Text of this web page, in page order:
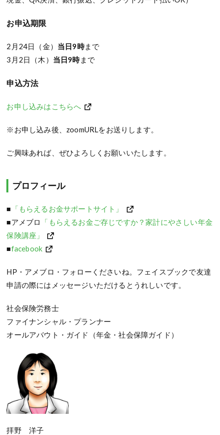
お申込期限
2月24日（金） 当日9時まで
3月2日（木） 当日9時まで
申込方法
お申し込みはこちらへ
※お申し込み後、zoomURLをお送りします。
ご興味あれば、ぜひよろしくお願いいたします。
プロフィール
■ 「もらえるお金サポートサイト」
■アメブロ
「もらえるお金ご存じですか？家計にやさしい年金
保険講座」
■facebook
HP・アメブロ・フォローくださいね。フェイスブックで友達
申請の際にはメッセージいただけるとうれしいです。
社会保険労務士
ファイナンシャル・プランナー
オールアバウト・ガイド（年金・社会保障ガイド）
拝野 洋子